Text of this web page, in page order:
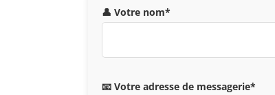
👤 Votre nom*
📧 Votre adresse de messagerie*